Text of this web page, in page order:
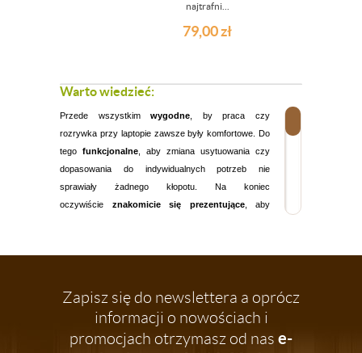
najtrafni...
79,00zł
Warto wiedzieć:
Przede wszystkimwygodne , by praca czy
rozrywka przy laptopie zawsze były komfortowe. Do
tego funkcjonalne , aby zmiana usytuowania czy
dopasowania do indywidualnych potrzeb nie
sprawiały żadnego kłopotu. Na koniec
oczywiście znakomicie się prezentujące, aby
ofercie naszego sklepu!
Każdy stolik pod laptopa, jaki znalazł się wśród
naszych propozycji, imponuje modnym,
nowoczesnym designem - z łatwością wkomponuje
Zapisz się do newslettera a oprócz
informacji o nowościach i
promocjach otrzymasz od nas e-